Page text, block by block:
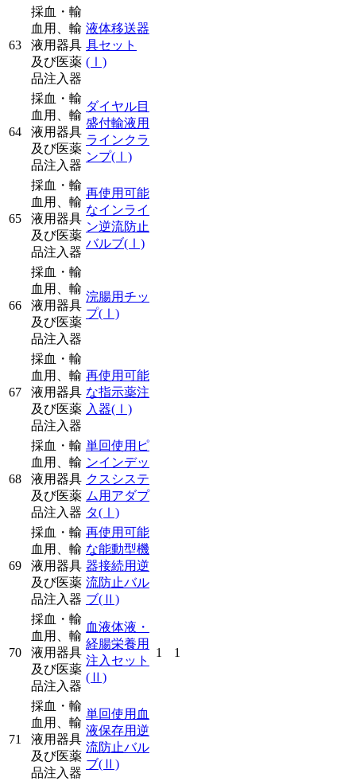
63
採血・輸
血用、輸
液用器具
及び医薬
品注入器
液体移送器
具セット
(Ⅰ)
64
採血・輸
血用、輸
液用器具
及び医薬
品注入器
ダイヤル目
盛付輸液用
ラインクラ
ンプ(Ⅰ)
65
採血・輸
血用、輸
液用器具
及び医薬
品注入器
再使用可能
なインライ
ン逆流防止
バルブ(Ⅰ)
66
採血・輸
血用、輸
液用器具
及び医薬
品注入器
浣腸用チッ
プ(Ⅰ)
67
採血・輸
血用、輸
液用器具
及び医薬
品注入器
再使用可能
な指示薬注
入器(Ⅰ)
68
採血・輸
血用、輸
液用器具
及び医薬
品注入器
単回使用ピ
ンインデッ
クスシステ
ム用アダプ
タ(Ⅰ)
69
採血・輸
血用、輸
液用器具
及び医薬
品注入器
再使用可能
な能動型機
器接続用逆
流防止バル
ブ(Ⅱ)
70
採血・輸
血用、輸
液用器具
及び医薬
品注入器
血液体液・
経腸栄養用
注入セット
(Ⅱ)
1 1
71
採血・輸
血用、輸
液用器具
及び医薬
品注入器
単回使用血
液保存用逆
流防止バル
ブ(Ⅱ)